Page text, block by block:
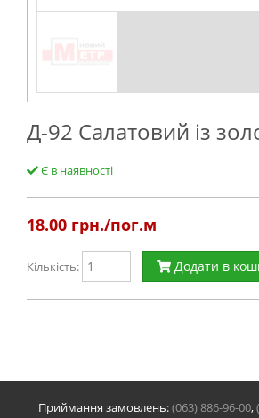
Д-92 Салатовий із
Є в наявності
18.00 грн./пог.м
Кількість: Додати в
Приймання замовлень:(063) 886-96-00,